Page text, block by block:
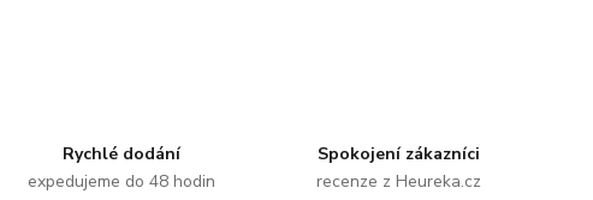
Rychlé dodání
expedujeme do 48 hodin
Spokojení zákazníci
recenze z Heureka.cz